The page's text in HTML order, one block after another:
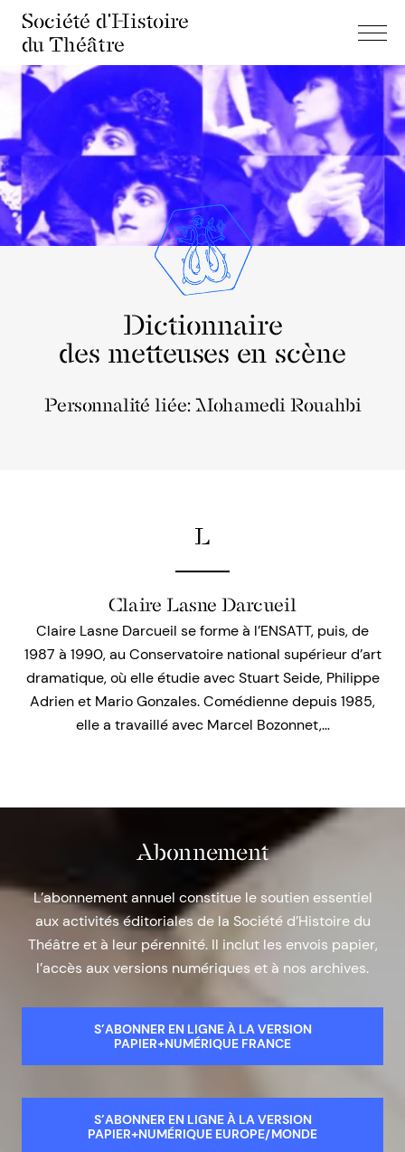
Société d'Histoire
du Théâtre
Dictionnaire
des metteuses en scène
Personnalité liée: Mohamedi Rouahbi
L
Claire Lasne Darcueil
Claire Lasne Darcueil se forme à l’ENSATT, puis, de
1987 à 1990, au Conservatoire national supérieur d’art
dramatique, où elle étudie avec Stuart Seide, Philippe
Adrien et Mario Gonzales. Comédienne depuis 1985,
elle a travaillé avec Marcel Bozonnet,…
Abonnement
L’abonnement annuel constitue le soutien essentiel
aux activités éditoriales de la Société d’Histoire du
Théâtre et à leur pérennité. Il inclut les envois papier,
l’accès aux versions numériques et à nos archives.
S’ABONNER EN LIGNE À LA VERSION
PAPIER+NUMÉRIQUE FRANCE
S’ABONNER EN LIGNE À LA VERSION
PAPIER+NUMÉRIQUE EUROPE/MONDE